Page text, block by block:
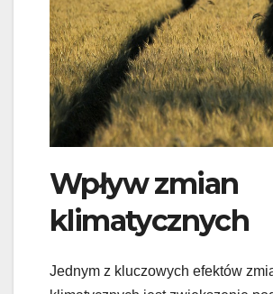
Wpływ zmian
klimatycznych
Jednym z kluczowych efektów